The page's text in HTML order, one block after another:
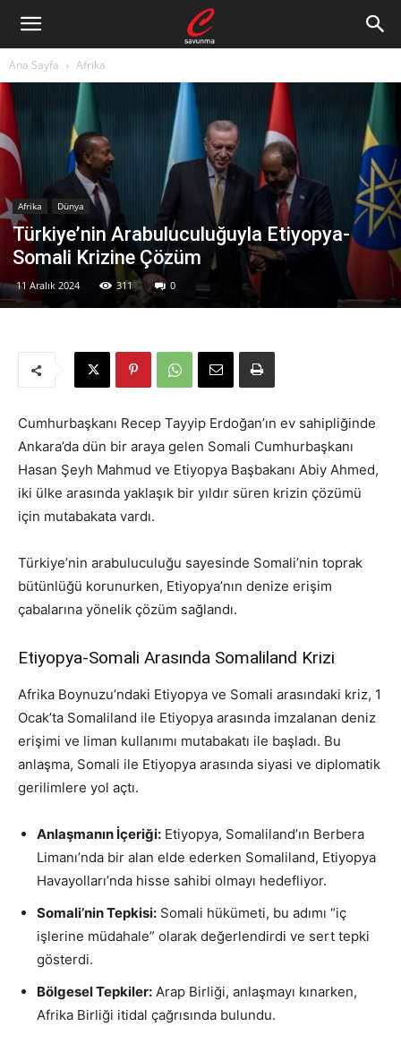
Ana Sayfa Afrika
Afrika Dünya
Türkiye’nin Arabuluculuğuyla Etiyopya-
Somali Krizine Çözüm
11 Aralık 2024 311 0
Cumhurbaşkanı Recep Tayyip Erdoğan’ın ev sahipliğinde
Ankara’da dün bir araya gelen Somali Cumhurbaşkanı
Hasan Şeyh Mahmud ve Etiyopya Başbakanı Abiy Ahmed,
iki ülke arasında yaklaşık bir yıldır süren krizin çözümü
için mutabakata vardı.
Türkiye’nin arabuluculuğu sayesinde Somali’nin toprak
bütünlüğü korunurken, Etiyopya’nın denize erişim
çabalarına yönelik çözüm sağlandı.
Etiyopya-Somali Arasında Somaliland Krizi
Afrika Boynuzu’ndaki Etiyopya ve Somali arasındaki kriz, 1
Ocak’ta Somaliland ile Etiyopya arasında imzalanan deniz
erişimi ve liman kullanımı mutabakatı ile başladı. Bu
anlaşma, Somali ile Etiyopya arasında siyasi ve diplomatik
gerilimlere yol açtı.
Anlaşmanın İçeriği: Etiyopya, Somaliland’ın Berbera
Limanı’nda bir alan elde ederken Somaliland, Etiyopya
Havayolları’nda hisse sahibi olmayı hedefliyor.
Somali’nin Tepkisi: Somali hükümeti, bu adımı “iç
işlerine müdahale” olarak değerlendirdi ve sert tepki
gösterdi.
Bölgesel Tepkiler: Arap Birliği, anlaşmayı kınarken,
Afrika Birliği itidal çağrısında bulundu.